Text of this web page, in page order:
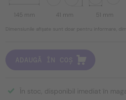
145 mm 41 mm 51 mm
Dimensiunile afișate sunt doar pentru informare,
ADAUGĂ ÎN COȘ
În stoc, disponibil imediat în